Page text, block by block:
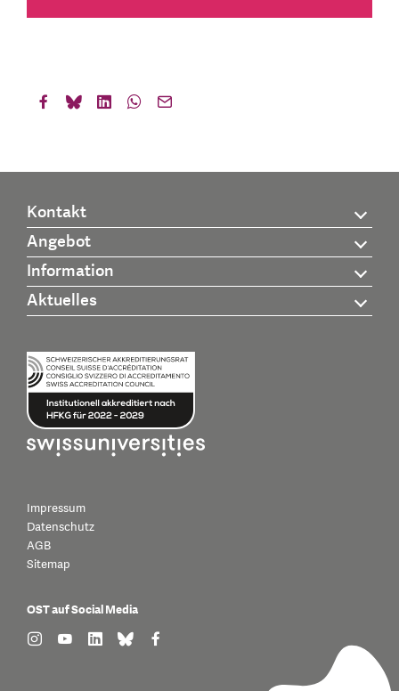
Kontakt
Angebot
Information
Aktuelles
Impressum
Datenschutz
AGB
Sitemap
OST auf Social Media
find us on: instagram
find us on: youtube
find us on: linkedin
find us on: bluesky
find us on: facebook